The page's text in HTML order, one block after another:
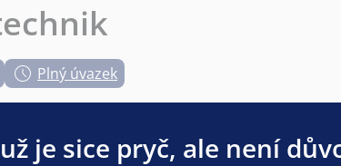
Plný úvazek
je sice pryč, ale není